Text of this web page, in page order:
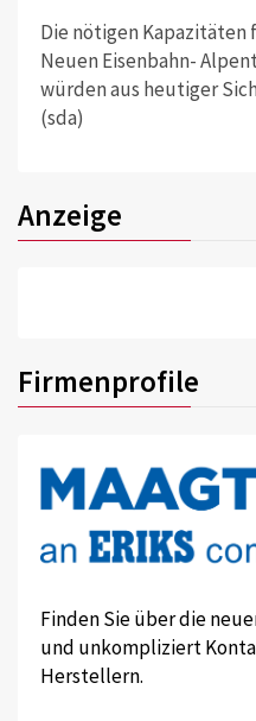
Die nötigen
Neuen Eisenbahn-
würden aus heutiger
(sda)
Anzeige
Firmenprofile
Finden Sie über die
und unkompliziert
Herstellern.